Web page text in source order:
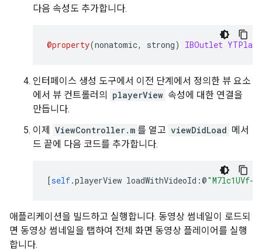
다음 속성도 추가합니다.
@property(nonatomic, strong) IBOutlet
인터페이스 생성 도구에서 이전 단계에서 정의한 뷰 요소
에서 뷰 컨트롤러의
playerView 속성에 대한 연결을
만듭니다.
이제
ViewController.m 를 열고 viewDidLoad 메서
드 끝에 다음 코드를 추가합니다.
[self.playerView loadWithVideoId :@"M7lc1UVf-
애플리케이션을 빌드하고 실행합니다. 동영상 썸네일이 로드되
면 동영상 썸네일을 탭하여 전체 화면 동영상 플레이어를 실행
합니다.